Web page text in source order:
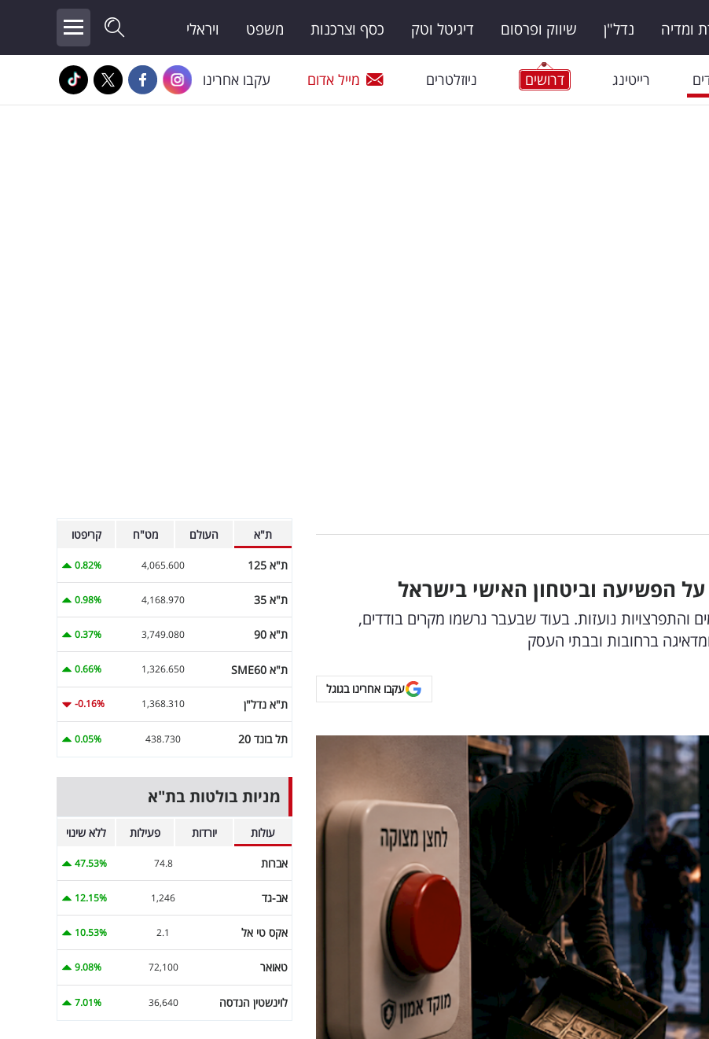
ומדיה נדל"ן שיווק ופרסום דיגיטל וטק כסף וצרכנות משפט ויראלי
רייטינג דרושים ניוזלטרים מייל אדום עקבו אחרינו
הפשיעה וביטחון האישי בישראל
והתפרצויות נועזות. בעוד שבעבר נרשמו מקרים בודדים,
עקבו אחרינו בגוגל
ת"א העולם מט"ח קריפטו
ת"א 125 4,065.600
0.82%
ת"א 35 4,168.970
0.98%
ת"א 90 3,749.080
0.37%
ת"א SME60 1,326.650
0.66%
ת"א נדל"ן 1,368.310
-0.16%
תל בונד 20 438.730
0.05%
מניות בולטות בת"א
עולות יורדות פעילות ללא שינוי
אברות 74.8
47.53%
אב-גד 1,246
12.15%
אקס טי אל 2.1
10.53%
טאואר 72,100
9.08%
לוינשטין הנדסה 36,640
7.01%